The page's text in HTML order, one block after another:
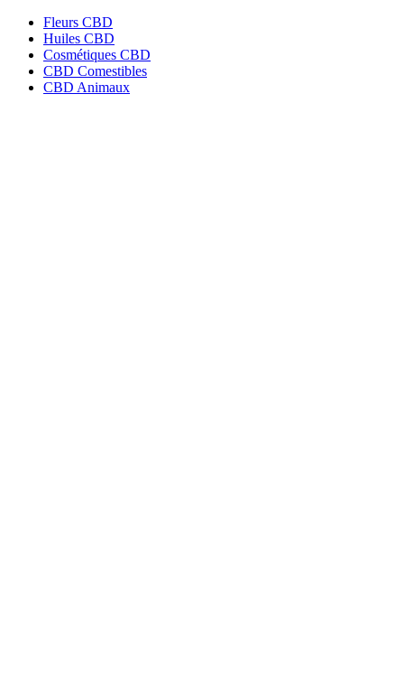
Fleurs CBD
Huiles CBD
Cosmétiques CBD
CBD Comestibles
CBD Animaux